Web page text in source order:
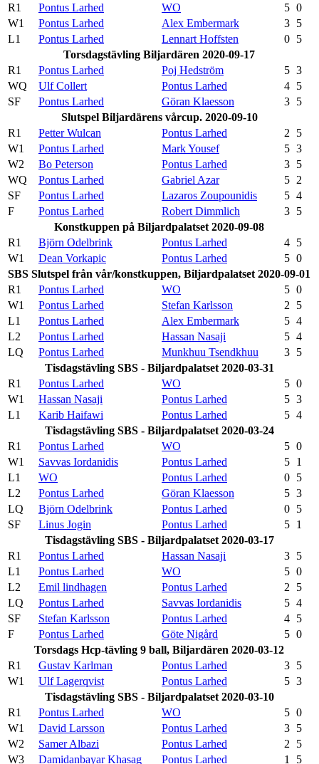
R1 Pontus Larhed WO 5 0
W1
Pontus Larhed Alex Embermark 3 5
L1
Pontus Larhed Lennart Hoffsten 0 5
Torsdagstävling Biljardären 2020-09-17
R1
Pontus Larhed Poj Hedström 5 3
WQ
Ulf Collert Pontus Larhed 4 5
SF
Pontus Larhed Göran Klaesson 3 5
Slutspel Biljardärens vårcup. 2020-09-10
R1
Petter Wulcan Pontus Larhed 2
5
W1
Pontus Larhed Mark Yousef 5 3
W2
Bo Peterson Pontus Larhed 3 5
WQ
Pontus Larhed Gabriel Azar 5 2
SF
Pontus Larhed Lazaros Zoupounidis 5 4
F
Pontus Larhed Robert Dimmlich 3 5
Konstkuppen på Biljardpalatset 2020-09-08
R1
Björn Odelbrink Pontus Larhed 4 5
W1
Dean Vorkapic Pontus Larhed 5 0
SBS Slutspel från vår/konstkuppen, Biljardpalatset 2020-09-01
R1
Pontus Larhed WO 5 0
W1
Pontus Larhed Stefan Karlsson 2
5
L1
Pontus Larhed Alex Embermark 5 4
L2
Pontus Larhed Hassan Nasaji 5 4
LQ
Pontus Larhed Munkhuu Tsendkhuu 3 5
Tisdagstävling SBS - Biljardpalatset 2020-03-31
R1
Pontus Larhed WO 5 0
W1
Hassan Nasaji Pontus Larhed 5 3
L1
Karib Haifawi Pontus Larhed 5 4
Tisdagstävling SBS - Biljardpalatset 2020-03-24
R1
Pontus Larhed WO 5 0
W1
Savvas Iordanidis Pontus Larhed 5 1
L1
WO Pontus Larhed 0 5
L2
Pontus Larhed Göran Klaesson 5 3
LQ
Björn Odelbrink Pontus Larhed 0 5
SF
Linus Jogin Pontus Larhed 5 1
Tisdagstävling SBS - Biljardpalatset 2020-03-17
R1
Pontus Larhed Hassan Nasaji 3 5
L1
Pontus Larhed WO 5 0
L2
Emil lindhagen Pontus Larhed 2
5
LQ
Pontus Larhed Savvas Iordanidis 5 4
SF
Stefan Karlsson Pontus Larhed 4 5
F
Pontus Larhed Göte Nigård 5 0
Torsdags Hcp-tävling 9 ball, Biljardären 2020-03-12
R1
Gustav Karlman Pontus Larhed 3 5
W1
Ulf Lagerqvist Pontus Larhed 5 3
Tisdagstävling SBS - Biljardpalatset 2020-03-10
R1
Pontus Larhed WO 5 0
W1
David Larsson Pontus Larhed 3 5
W2
Samer Albazi Pontus Larhed 2
5
W3
Damidanbayar Khasag Pontus Larhed 1
5